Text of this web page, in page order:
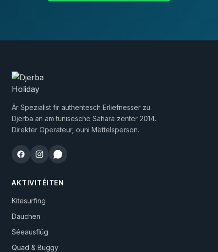
Är Spezialist fir authentesch Erliefnesser zu
Djerba an am tunisesche Sahara zënter 2014.
Direkter Operateur, ouni Mëttelsperson.
AKTIVITÉITEN
Kitesurfing
Dauchen
Séeausflüg
Quad & Buggy